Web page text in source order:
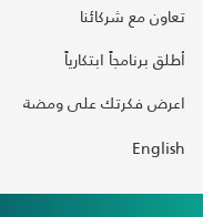
تعاون مع شركائنا
أطلق برنامجاً ابتكارياً
اعرض فكرتك على ومضة
English